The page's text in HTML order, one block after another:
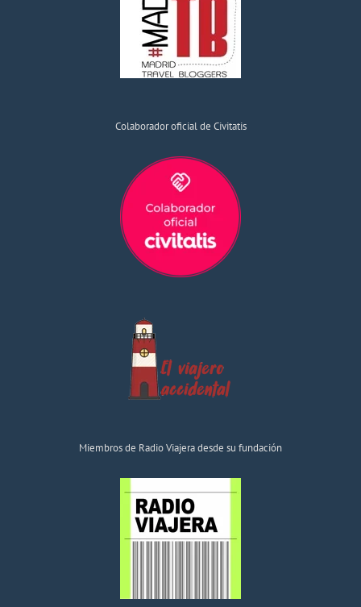
Colaborador oficial de Civitatis
Miembros de Radio Viajera desde su fundación